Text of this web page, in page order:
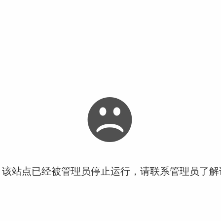
站点已经被管理员停止运行，请联系管理员了